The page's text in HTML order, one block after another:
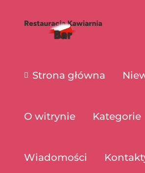
Strona główna
O witrynie Kategorie
Wiadomości